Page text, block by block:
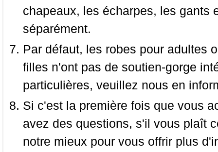
chapeaux, les écharpes, les gants
séparément.
Par défaut, les robes pour adultes
filles n'ont pas de soutien-gorge
particulières, veuillez nous en
Si c'est la première fois que vous
avez des questions, s'il vous plaît
notre mieux pour vous offrir plus